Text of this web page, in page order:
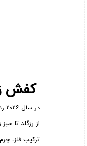
کفش
در سال ۲۰۲۶ رنگ‌ها حرف اول رو می‌زنن.
از رزگلد تا
ترکیب فلز،